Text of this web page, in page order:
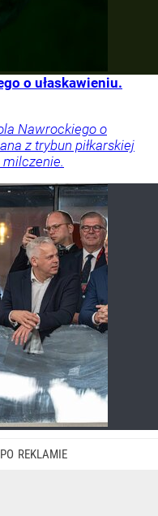
o ułaskawieniu.
Nawrockiego o
z trybun piłkarskiej
milczenie.